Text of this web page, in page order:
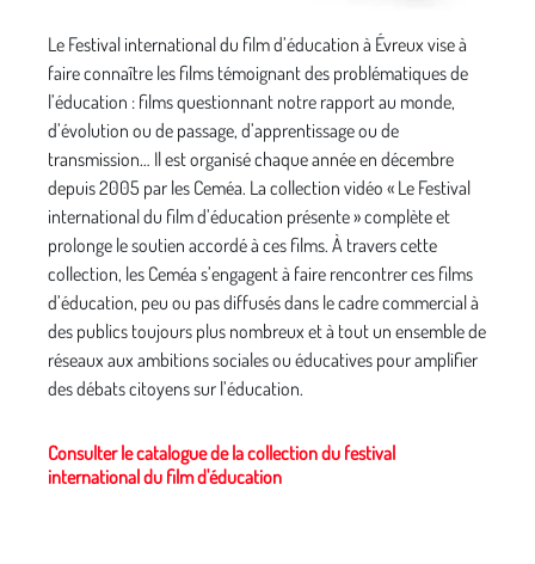
Le Festival international du film d’éducation à Évreux vise à
faire connaître les films témoignant des problématiques de
l’éducation : films questionnant notre rapport au monde,
d’évolution ou de passage, d’apprentissage ou de
transmission… Il est organisé chaque année en décembre
depuis 2005 par les Ceméa. La collection vidéo « Le Festival
international du film d’éducation présente » complète et
prolonge le soutien accordé à ces films. À travers cette
collection, les Ceméa s’engagent à faire rencontrer ces films
d’éducation, peu ou pas diffusés dans le cadre commercial à
des publics toujours plus nombreux et à tout un ensemble de
réseaux aux ambitions sociales ou éducatives pour amplifier
des débats citoyens sur l’éducation.
Consulter le catalogue de la collection du festival
international du film d'éducation